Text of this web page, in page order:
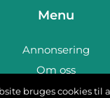
Menu
Annonsering
Om oss
Cookies
bruges cookies til